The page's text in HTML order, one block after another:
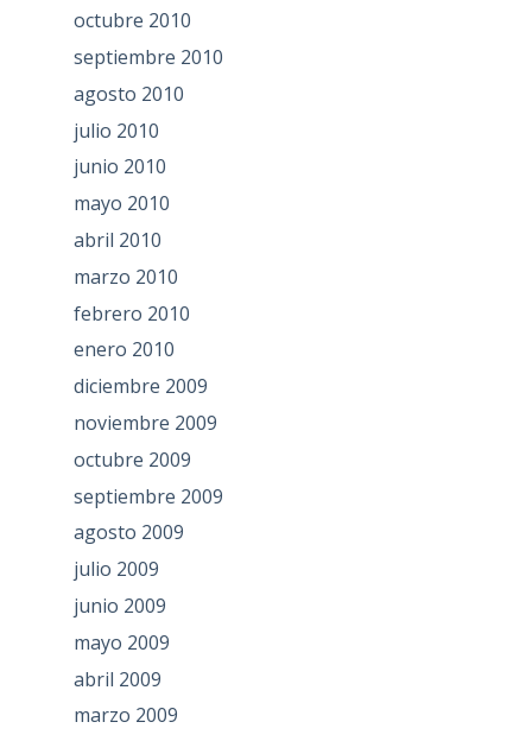
octubre 2010
septiembre 2010
agosto 2010
julio 2010
junio 2010
mayo 2010
abril 2010
marzo 2010
febrero 2010
enero 2010
diciembre 2009
noviembre 2009
octubre 2009
septiembre 2009
agosto 2009
julio 2009
junio 2009
mayo 2009
abril 2009
marzo 2009